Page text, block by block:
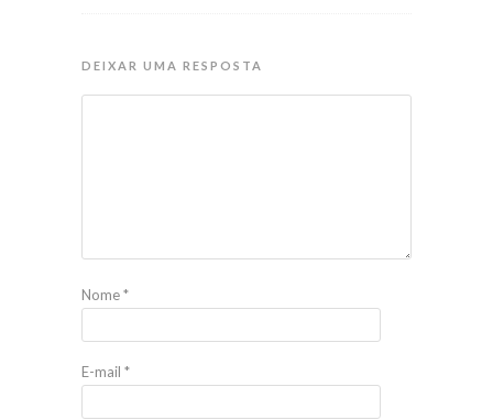
DEIXAR UMA RESPOSTA
Nome*
E-mail *